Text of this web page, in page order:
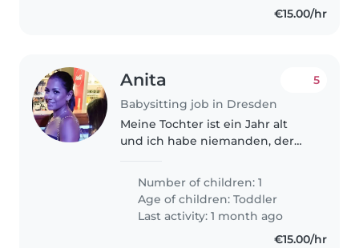
€15.00/hr
Anita
Babysitting job in Dresden
5
Meine Tochter ist ein Jahr alt
und ich habe niemanden, der
Number of children: 1
Age of children:Toddler
Last activity: 1 month ago
€15.00/hr